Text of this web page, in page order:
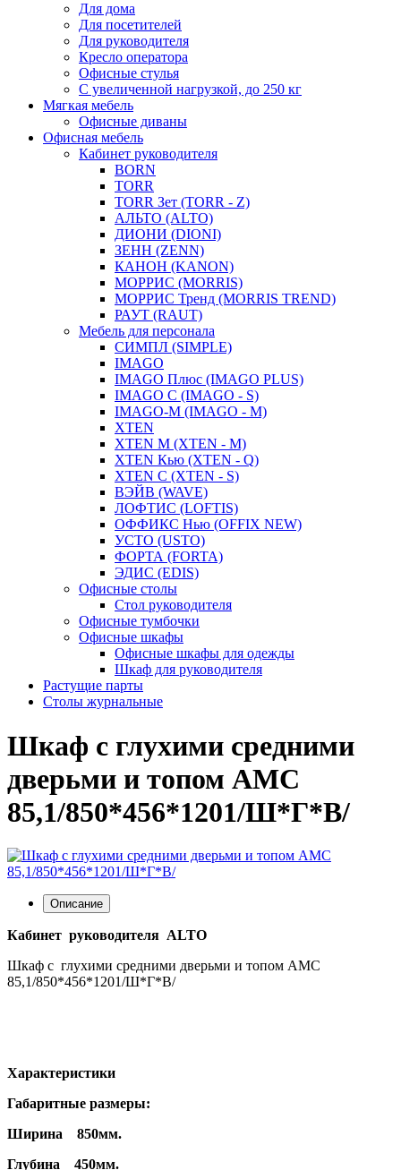
Для дома
Для посетителей
Для руководителя
Кресло оператора
Офисные стулья
С увеличенной нагрузкой, до 250 кг
Мягкая мебель
Офисные диваны
Офисная мебель
Кабинет руководителя
BORN
TORR
TORR Зет (TORR - Z)
АЛЬТО (ALTO)
ДИОНИ (DIONI)
ЗЕНН (ZENN)
КАНОН (KANON)
МОРРИС (MORRIS)
МОРРИС Тренд (MORRIS TREND)
РАУТ (RAUT)
Мебель для персонала
СИМПЛ (SIMPLE)
IMAGO
IMAGO Плюс (IMAGO PLUS)
IMAGO С (IMAGO - S)
IMAGO-M (IMAGO - M)
XTEN
XTEN M (XTEN - M)
XTEN Кью (XTEN - Q)
XTEN С (XTEN - S)
ВЭЙВ (WAVE)
ЛОФТИС (LOFTIS)
ОФФИКС Нью (OFFIX NEW)
УСТО (USTO)
ФОРТА (FORTA)
ЭДИС (EDIS)
Офисные столы
Стол руководителя
Офисные тумбочки
Офисные шкафы
Офисные шкафы для одежды
Шкаф для руководителя
Растущие парты
Столы журнальные
Шкаф с глухими средними
дверьми и топом АМС
85,1/850*456*1201/Ш*Г*В/
Описание
Кабинет руководителя ALTO
Шкаф с глухими средними дверьми и топом АМС
85,1/850*456*1201/Ш*Г*В/
Характеристики
Габаритные размеры:
Ширина 850мм.
Глубина 450мм.